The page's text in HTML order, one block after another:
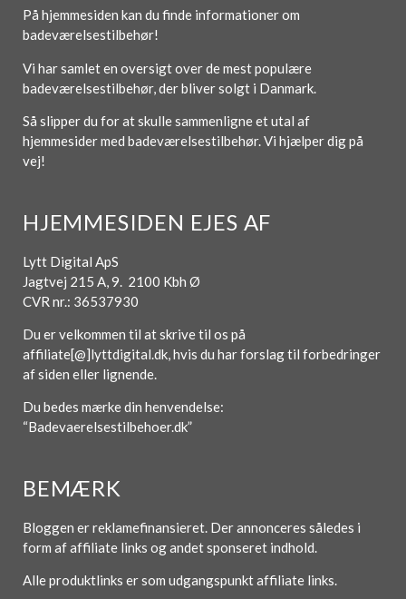
På hjemmesiden kan du finde informationer om
badeværelsestilbehør!
Vi har samlet en oversigt over de mest populære
badeværelsestilbehør, der bliver solgt i Danmark.
Så slipper du for at skulle sammenligne et utal af
hjemmesider med badeværelsestilbehør. Vi hjælper dig på
vej!
HJEMMESIDEN EJES AF
Lytt Digital ApS
Jagtvej 215 A, 9. 2100 Kbh Ø
CVR nr.: 36537930
Du er velkommen til at skrive til os på
affiliate[@]lyttdigital.dk, hvis du har forslag til forbedringer
af siden eller lignende.
Du bedes mærke din henvendelse:
“Badevaerelsestilbehoer.dk”
BEMÆRK
Bloggen er reklamefinansieret. Der annonceres således i
form af affiliate links og andet sponseret indhold.
Alle produktlinks er som udgangspunkt affiliate links.